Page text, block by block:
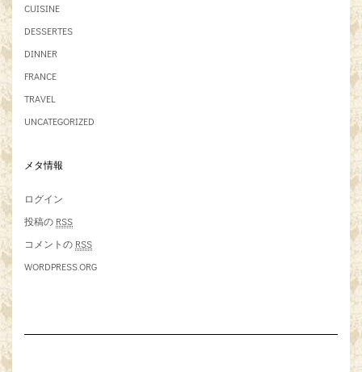
CUISINE
DESSERTES
DINNER
FRANCE
TRAVEL
UNCATEGORIZED
メタ情報
ログイン
投稿の RSS
コメントの RSS
WORDPRESS.ORG